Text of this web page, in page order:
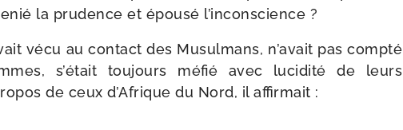
la pru­dence et épou­sé l’inconscience ?
vécu au contact des Musulmans, n’avait pas comp­té
s’était tou­jours méfié avec luci­di­té de leurs
de ceux d’Afrique du Nord, il affirmait :